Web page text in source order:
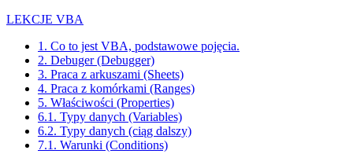
LEKCJE VBA
1. Co to jest VBA, podstawowe pojęcia.
2. Debuger (Debugger)
3. Praca z arkuszami (Sheets)
4. Praca z komórkami (Ranges)
5. Właściwości (Properties)
6.1. Typy danych (Variables)
6.2. Typy danych (ciąg dalszy)
7.1. Warunki (Conditions)